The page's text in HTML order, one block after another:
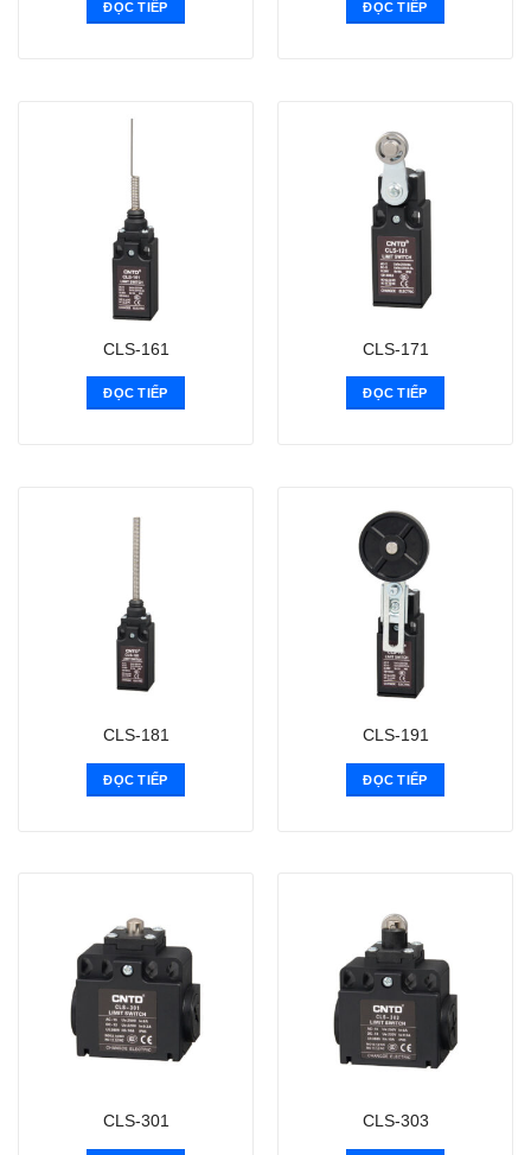
ĐỌC TIẾP ĐỌC TIẾP
CLS-161
ĐỌC TIẾP
CLS-171
ĐỌC TIẾP
CLS-181
ĐỌC TIẾP
CLS-191
ĐỌC TIẾP
CLS-301 CLS-303